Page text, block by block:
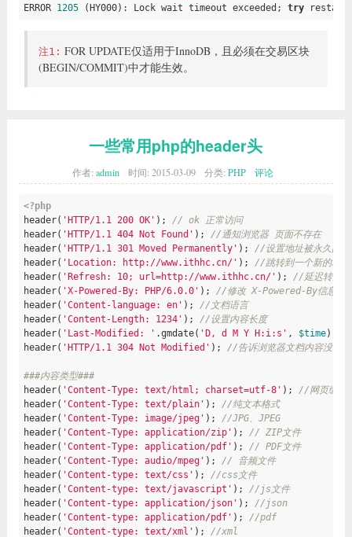
ERROR 1205 (HY000): Lock wait timeout exceeded; try
注1: FOR UPDATE仅适用于InnoDB，且必须在交易区块
(BEGIN/COMMIT)中才能生效。
一些常用php的header头
作者: admin 时间: 2015-03-09 分类: PHP 评论
<?php
header( 'HTTP/1.1 200 OK' ); // ok 正常访问
header( 'HTTP/1.1 404 Not Found' ); //通知浏览器 页面不存在
header( 'HTTP/1.1 301 Moved Permanently' ); //设置地址被永久的
header( 'Location: http://www.ithhc.cn/' ); //跳转到一个新的地址
header( 'Refresh: 10; url=http://www.ithhc.cn/' ); //延迟转向
header( 'X-Powered-By: PHP/6.0.0' ); //修改 X-Powered-By信息
header( 'Content-language: en' ); //文档语言
header( 'Content-Length: 1234' ); //设置内容长度
header( 'Last-Modified: ' .gmdate( 'D, d M Y H:i:s' , $time).
header( 'HTTP/1.1 304 Not Modified' ); //告诉浏览器文档内容没有
###内容类型###
header( 'Content-Type: text/html; charset=utf-8' ); //网页编码
header( 'Content-Type: text/plain' ); //纯文本格式
header( 'Content-Type: image/jpeg' ); //JPG、JPEG
header( 'Content-Type: application/zip' ); // ZIP文件
header( 'Content-Type: application/pdf' ); // PDF文件
header( 'Content-Type: audio/mpeg' ); // 音频文件
header( 'Content-type: text/css' ); //css文件
header( 'Content-type: text/javascript' ); //js文件
header( 'Content-type: application/json' ); //json
header( 'Content-type: application/pdf' ); //pdf
header( 'Content-type: text/xml' ); //xml